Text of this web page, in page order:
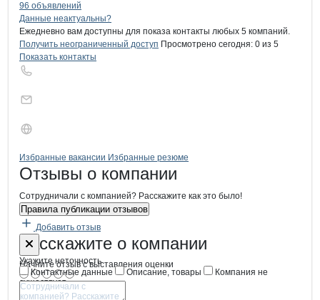
96 объявлений
Контактыкомпании
+7(800)000-00-..
Данные неактуальны?
Ежедневно вам доступны для показа контакты любых 5 компаний.
Получить неограниченный доступ Просмотрено сегодня: 0 из 5
Показать контакты
Брендыкомпани ФАДЕЕВСКОЕ
Вакансии вФАДЕЕВСКОЕ
Избранные вакансии Избранные резюме
Новости oФАДЕЕВСКОЕ, ЗАО
Отзывы о компании
Сотрудничали с компанией? Расскажите как это было!
Правила публикации отзывов
Добавить отзыв
Расскажите о компании
Начните отзыв с выставления оценки
Форма обратной связи о
Укажите неточность
Контактные данные
Описание, товары
Компания не
существует
Отмена Опубликовать